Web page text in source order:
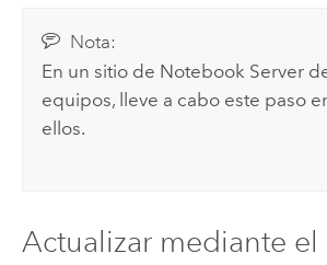
Nota:
En un sitio de Notebook Server
equipos, lleve a cabo este paso
ellos.
Actualizar mediante